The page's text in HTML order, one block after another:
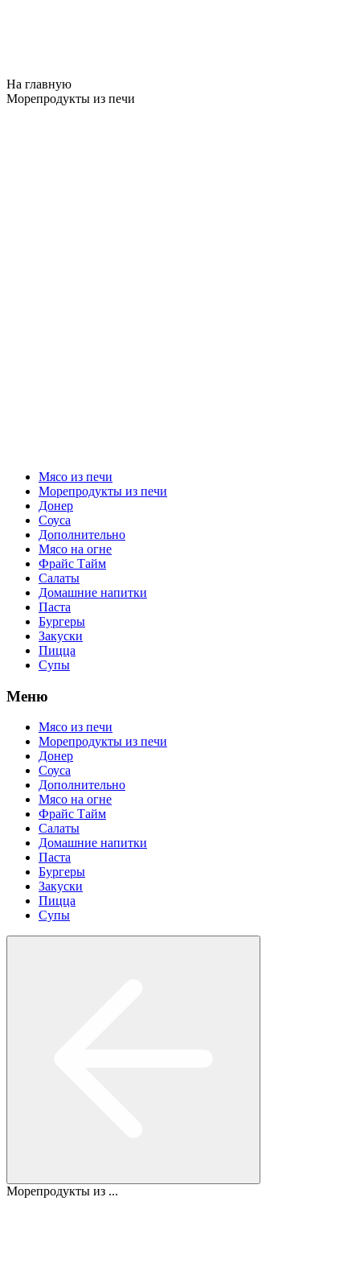
На главную
Морепродукты из печи
Мясо из печи
Морепродукты из печи
Донер
Соуса
Дополнительно
Мясо на огне
Фрайс Тайм
Салаты
Домашние напитки
Паста
Бургеры
Закуски
Пицца
Супы
Меню
Мясо из печи
Морепродукты из печи
Донер
Соуса
Дополнительно
Мясо на огне
Фрайс Тайм
Салаты
Домашние напитки
Паста
Бургеры
Закуски
Пицца
Супы
Морепродукты из ...